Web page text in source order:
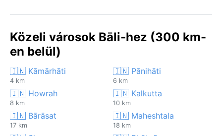
Közeli városok Bāli-hez (300 km-
en belül)
🇮🇳 Kāmārhāti
4 km
🇮🇳 Pānihāti
6 km
🇮🇳 Howrah
8 km
🇮🇳 Kalkutta
10 km
🇮🇳 Bārāsat
17 km
🇮🇳 Maheshtala
18 km